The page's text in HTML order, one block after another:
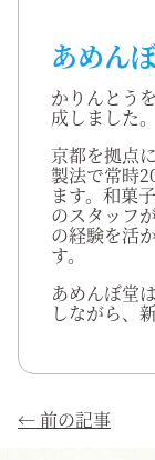
あめん
かりんとう
成しました。
京都を拠点
製法で常時
ます。和菓
のスタッフ
の経験を活
す。
あめんぼ堂
しながら、
←前の記事